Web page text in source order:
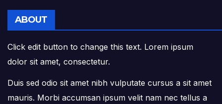
ABOUT
Click edit button to change this text. Lorem ipsum
dolor sit amet, consectetur.
Duis sed odio sit amet nibh vulputate cursus a sit amet
mauris. Morbi accumsan ipsum velit nam nec tellus a